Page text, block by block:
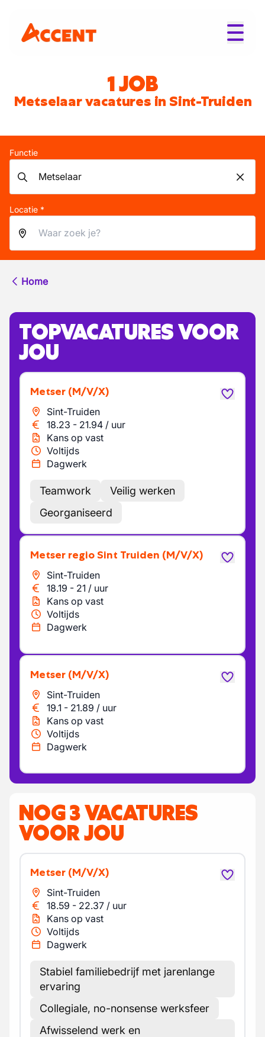
1 JOB
Metselaar vacatures in Sint-Truiden
Functie
Locatie *
Home
TOPVACATURES VOOR
JOU
Metser (M/V/X)
Sint-Truiden
18.23 - 21.94 / uur
Kans op vast
Voltijds
Dagwerk
Teamwork
Veilig werken
Georganiseerd
Metser regio Sint Truiden (M/V/X)
Sint-Truiden
18.19 - 21 / uur
Kans op vast
Voltijds
Dagwerk
Metser (M/V/X)
Sint-Truiden
19.1 - 21.89 / uur
Kans op vast
Voltijds
Dagwerk
NOG 3 VACATURES
VOOR JOU
Metser (M/V/X)
Sint-Truiden
18.59 - 22.37 / uur
Kans op vast
Voltijds
Dagwerk
Stabiel familiebedrijf met jarenlange
ervaring
Collegiale, no-nonsense werksfeer
Afwisselend werk en